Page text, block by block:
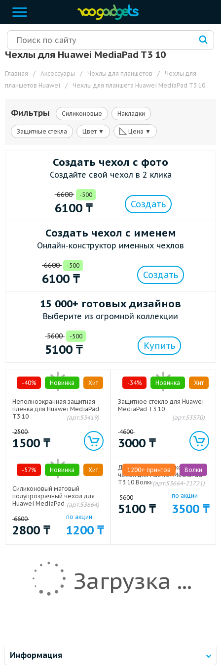
Чехлы для Huawei MediaPad T3 10
Главная / Аксессуары / Чехлы для планшетов /
Чехлы для
планшетов Huawei
/ Чехлы для планшета Huawei MediaPad T3 10
Фильтры Силиконовые Накладки
Защитные стекла Цвет ▼ ◺ Цена ▼
Создать чехол с фото
Создайте свой чехол в 2 клика
6600 -500
6100 ₸ Создать
Создать чехол с именем
Онлайн-конструктор именных чехлов
6600 -500
6100 ₸ Создать
15 000+ готовых дизайнов
Выберите из огромной коллекции
5600 -500
5100 ₸ Купить
-40% Новинка Хит
Неполноэкранная защитная
пленка для Huawei MediaPad
T3 10
(арт:53419)
2500
1500 ₸
-34% Новинка Хит
Защитное стекло для Huawei
MediaPad T3 10
(арт:53570)
4600
3000 ₸
-57% Новинка Хит
Силиконовый матовый
полупрозрачный чехол для
Huawei MediaPad T3 10 Белый
(арт:53664)
6600
2800 ₸
по акции
1200 ₸
1200+ принтов Волки
Дизайнерский силиконовый
чехол для Huawei MediaPad
T3 10 Волки(арт:53664-21721)
5600
5100 ₸
по акции
3500 ₸
Загрузка ...
Информация